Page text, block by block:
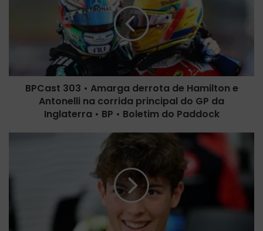
3
BPCast 303 • Amarga derrota de Hamilton e
Antonelli na corrida principal do GP da
Inglaterra • BP • Boletim do Paddock
r